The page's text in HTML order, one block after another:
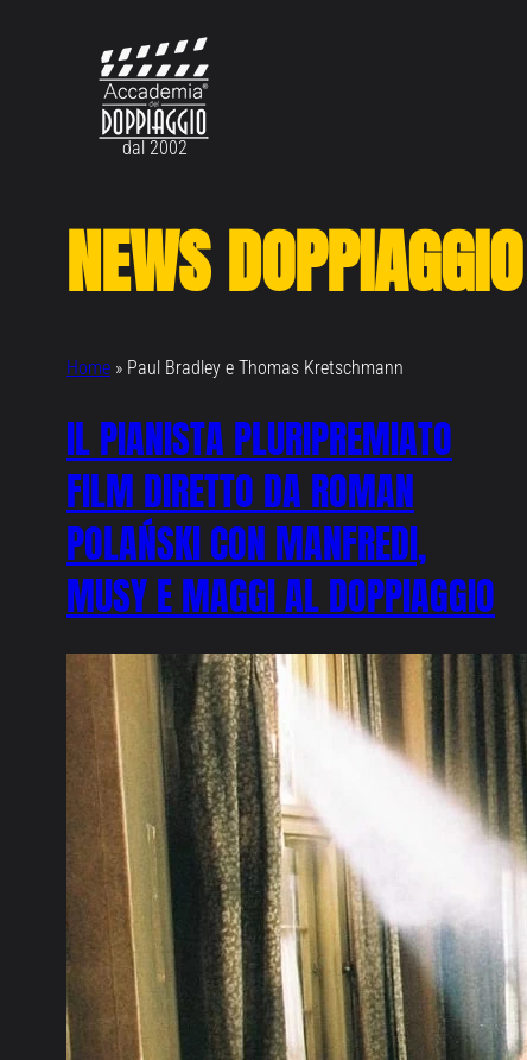
dal 2002
NEWS DOPPIAGGIO
Home » Paul Bradley e Thomas Kretschmann
IL PIANISTA PLURIPREMIATO
FILM DIRETTO DA ROMAN
POLAŃSKI CON MANFREDI,
MUSY E MAGGI AL DOPPIAGGIO